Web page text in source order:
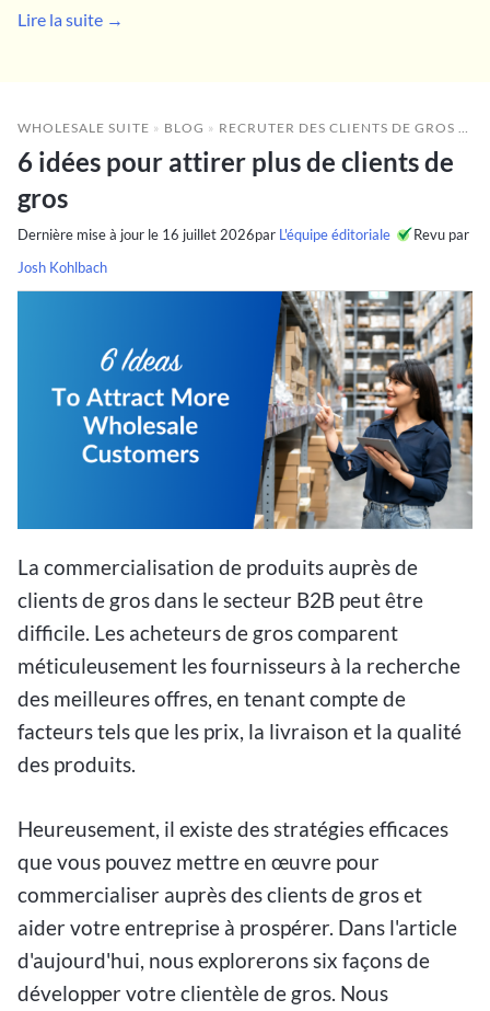
Lire la suite →
WHOLESALE SUITE » BLOG » RECRUTER DES CLIENTS DE GROS
6 idées pour attirer plus de clients de
gros
Dernière mise à jour le 16 juillet 2026par L'équipe éditoriale
Revu par
Josh Kohlbach
La commercialisation de produits auprès de
clients de gros dans le secteur B2B peut être
difficile. Les acheteurs de gros comparent
méticuleusement les fournisseurs à la recherche
des meilleures offres, en tenant compte de
facteurs tels que les prix, la livraison et la qualité
des produits.
Heureusement, il existe des stratégies efficaces
que vous pouvez mettre en œuvre pour
commercialiser auprès des clients de gros et
aider votre entreprise à prospérer. Dans l'article
d'aujourd'hui, nous explorerons six façons de
développer votre clientèle de gros. Nous